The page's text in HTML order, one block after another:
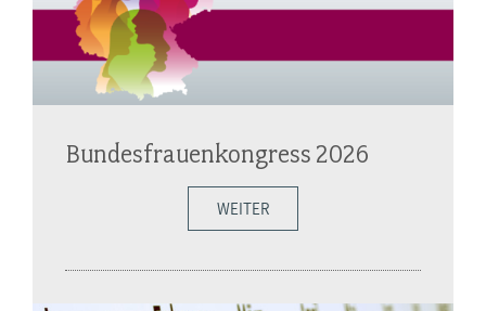
Bundesfrauenkongress 2026
WEITER